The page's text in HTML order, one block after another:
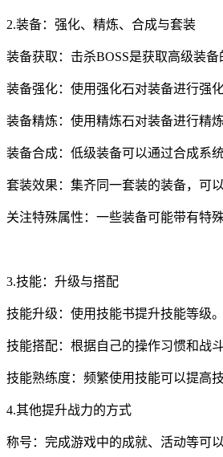
2.装备：强化、精炼、合成与套装
装备获取：击杀BOSS是获取高级装
装备强化：使用强化石对装备进行强
装备精炼：使用精炼石对装备进行精
装备合成：低级装备可以通过合成系
套装效果：集齐同一套装的装备，可
关注特殊属性：一些装备可能带有特
3.技能：升级与搭配
技能升级：使用技能书提升技能等级
技能搭配：根据自己的操作习惯和战
技能熟练度：频繁使用技能可以提高
4.其他提升战力的方式
称号：完成游戏中的成就、活动等可